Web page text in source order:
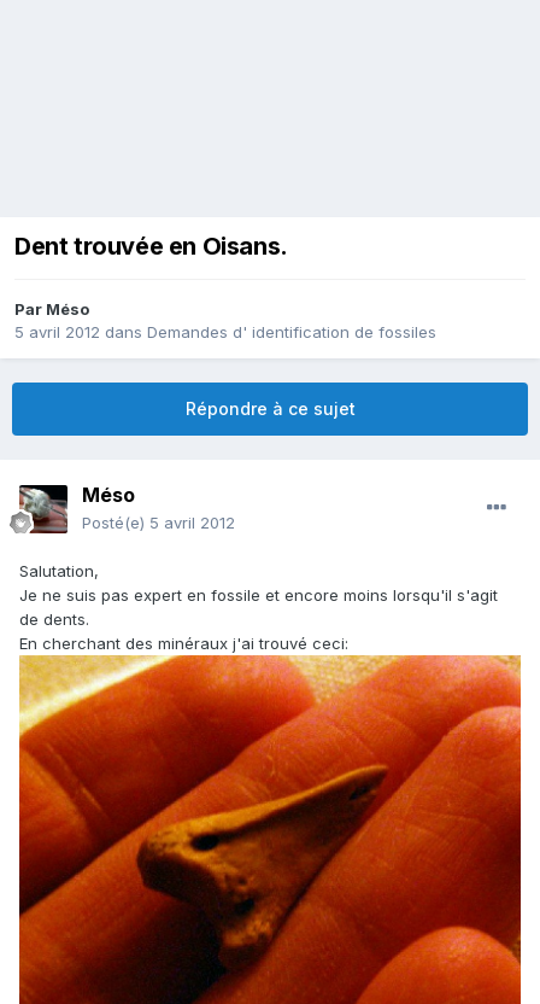
Dent trouvée en Oisans.
Par Méso
5 avril 2012 dans Demandes d' identification de fossiles
Répondre à ce sujet
Méso
Posté(e) 5 avril 2012
Salutation,
Je ne suis pas expert en fossile et encore moins lorsqu'il s'agit
de dents.
En cherchant des minéraux j'ai trouvé ceci: